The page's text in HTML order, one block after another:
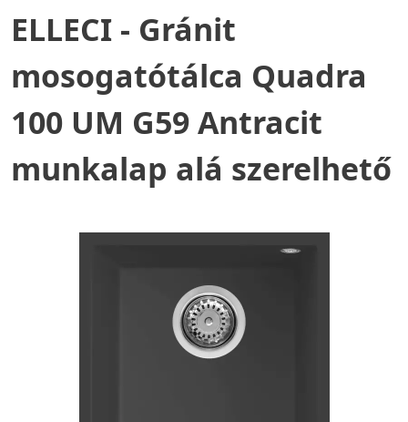
ELLECI - Gránit
mosogatótálca Quadra
100 UM G59 Antracit
munkalap alá szerelhető